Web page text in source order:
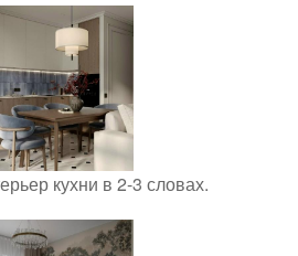
кухни в 2-3 словах.